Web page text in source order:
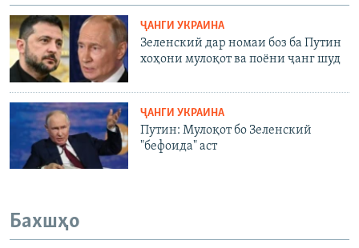
ҶАНГИ УКРАИНА
Зеленский дар номаи боз ба Путин
хоҳони мулоқот ва поёни ҷанг шуд
ҶАНГИ УКРАИНА
Путин: Мулоқот бо Зеленский
"бефоида" аст
Бахшҳо